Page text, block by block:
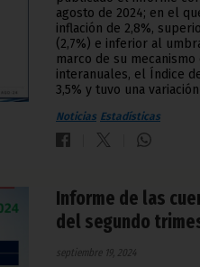
agosto de 2024; en el
inflación de 2,8%,
(2,7%) e inferior al
marco de su
interanuales, el Índice
3,5% y tuvo una
Noticias Estadísticas
Informe de las
del segundo
septiembre 19, 2024